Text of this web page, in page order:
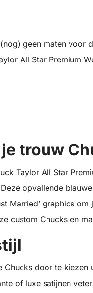
geen maten voor
All Star Premium
trouw
Taylor All Star
opvallende
Married’ graphics
custom Chucks en
Chucks door te kiezen
of luxe satijnen